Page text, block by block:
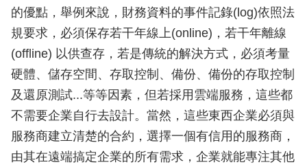
的優點，舉例來說，財務資料的事件記錄(log)依照法
規要求，必須保存若干年線上(online)，若干年離線
(offline) 以供查存，若是傳統的解決方式，必須考量
硬體、儲存空間、存取控制、備份、備份的存取控制
及還原測試...等等因素，但若採用雲端服務，這些都
不需要企業自行去設計。當然，這些東西企業必須與
服務商建立清楚的合約，選擇一個有信用的服務商，
由其在遠端搞定企業的所有需求，企業就能專注其他